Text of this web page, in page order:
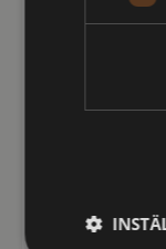
FLAM, klass 2